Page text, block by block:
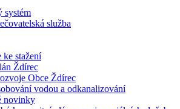
systém
služba
ke stažení
Ždírec
Obce Ždírec
vodou a odkanalizování
novinky